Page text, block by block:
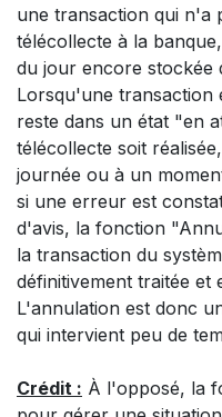
une transaction qui n'a
télécollecte à la
du jour encore stockée
Lorsqu'une transaction
reste dans un état "en
télécollecte soit
journée ou à un
si une erreur est
d'avis, la fonction
la transaction du
définitivement traitée et
L'annulation est donc
qui intervient peu de
Crédit : À l'opposé, la